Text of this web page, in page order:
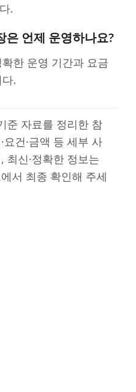
.
은 언제 운영하나요?
한 운영 기간과 요금
.
준 자료를 정리한 참
요건·금액 등 세부 사
최신·정확한 정보는
서 최종 확인해 주세